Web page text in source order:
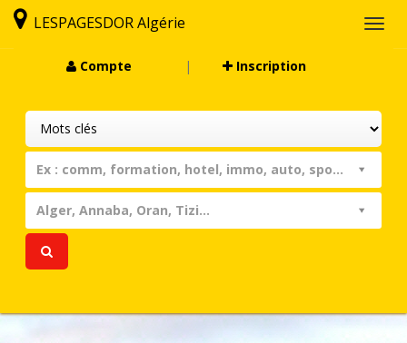
LESPAGESDOR Algérie
Compte
| Inscription
Ex : comm, formation, hotel, immo, auto, sport, assist...
Alger, Annaba, Oran, Tizi...